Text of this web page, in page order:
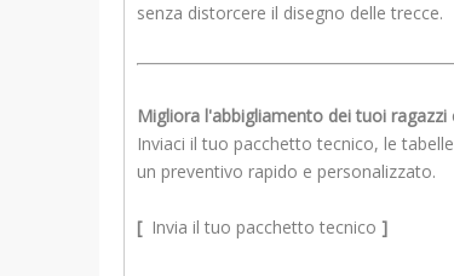
senza distorcere il disegno delle trecce.
Migliora l'abbigliamento dei tuoi
Inviaci il tuo pacchetto tecnico, le
un preventivo rapido e personalizzato.
[ Invia il tuo pacchetto tecnico ]